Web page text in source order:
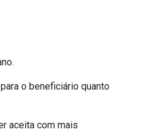
o beneficiário quanto
aceita com mais